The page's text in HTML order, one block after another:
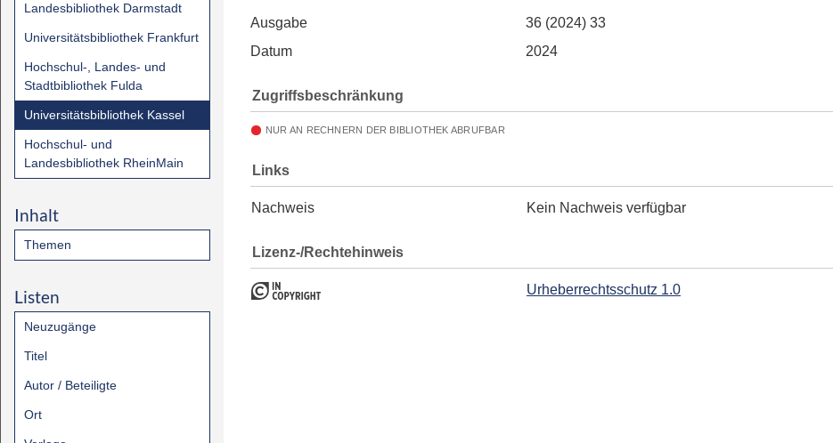
Landesbibliothek Darmstadt
Universitätsbibliothek Frankfurt
Hochschul-, Landes- und
Stadtbibliothek Fulda
Universitätsbibliothek Kassel
Hochschul- und
Landesbibliothek RheinMain
Inhalt
Themen
Listen
Neuzugänge
Titel
Autor / Beteiligte
Ort
Ausgabe
36 (2024) 33
Datum
2024
Zugriffsbeschränkung
NUR AN RECHNERN DER BIBLIOTHEK ABRUFBAR
Links
Nachweis Kein Nachweis verfügbar
Lizenz-/Rechtehinweis
Urheberrechtsschutz 1.0